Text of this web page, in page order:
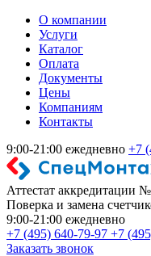
О компании
Услуги
Каталог
Оплата
Документы
Цены
Компаниям
Контакты
9:00-21:00 ежедневно +7
Аттестат аккредитации
Поверка и замена
9:00-21:00 ежедневно
+7 (495) 640-79-97 +7
Заказать звонок